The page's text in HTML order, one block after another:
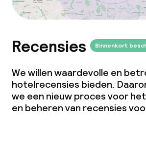
Recensies Binnenkort
We willen waardevolle en
hotelrecensies bieden.
we een nieuw proces voor
en beheren van recensies